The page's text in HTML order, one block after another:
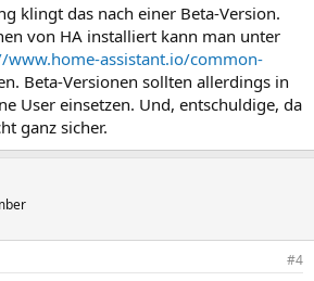
klingt das nach einer Beta-Version.
von HA installiert kann man unter
www.home-assistant.io/common-
Beta-Versionen sollten allerdings in
User einsetzen. Und, entschuldige, da
ganz sicher.
#4